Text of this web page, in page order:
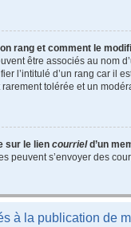
rang et comment le
être associés au nom
l’intitulé d’un rang car il
tolérée et un
sur le lien courrield’un
peuvent s’envoyer des
à la publication de